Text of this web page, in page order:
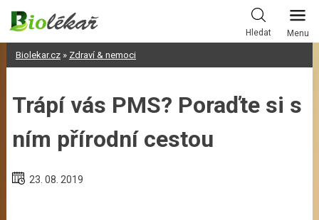
Skip
content
Hledat Menu
Biolekar.cz» Zdraví & nemoci
Trápí vás PMS? Poraďte si s
ním přírodní cestou
23. 08. 2019